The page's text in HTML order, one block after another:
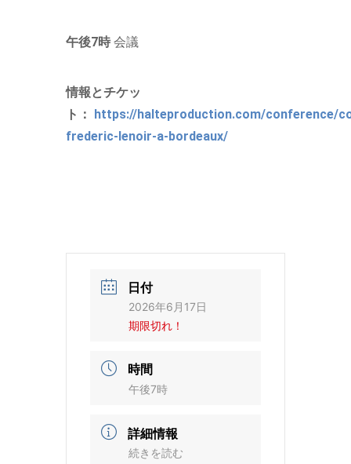
午後7時会議
情報とチケッ
ト： https://halteproduction.com/conference/
frederic-lenoir-a-bordeaux/
日付
2026年6月17日
期限切れ！
時間
午後7時
詳細情報
続きを読む